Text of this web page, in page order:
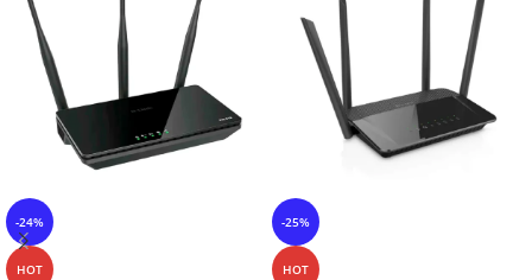
-24%
HOT
-25%
HOT